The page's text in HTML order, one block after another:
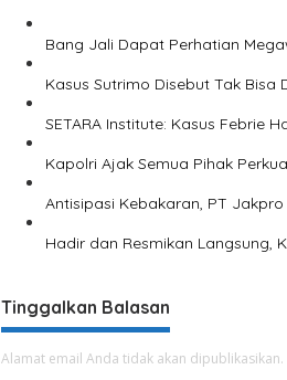
P
r
u
t
n
y
Bang Jali Dapat Perhatian
Kasus Sutrimo Disebut Tak Bisa
SETARA Institute: Kasus Febrie
Kapolri Ajak Semua Pihak
Antisipasi Kebakaran, PT
Hadir dan Resmikan Langsung,
Tinggalkan Balasan
Alamat email Anda tidak akan dipublikasikan.